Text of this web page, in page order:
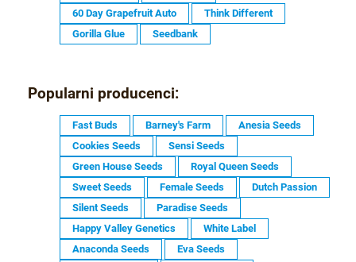
60 Day Grapefruit Auto
Think Different
Gorilla Glue
Seedbank
Popularni producenci:
Fast Buds Barney's Farm
Anesia Seeds
Cookies Seeds
Sensi Seeds
Green House Seeds
Royal Queen Seeds
Sweet Seeds
Female Seeds
Dutch Passion
Silent Seeds
Paradise Seeds
Happy Valley Genetics
White Label
Anaconda Seeds
Eva Seeds